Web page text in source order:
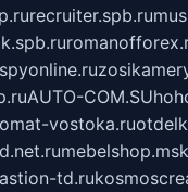
recruiter.spb.ru
spyonline.ru
AUTO-COM.SU
vostoka.ru
td.ru